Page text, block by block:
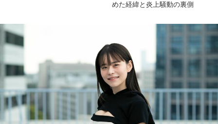
めた経緯と炎上騒動の裏側